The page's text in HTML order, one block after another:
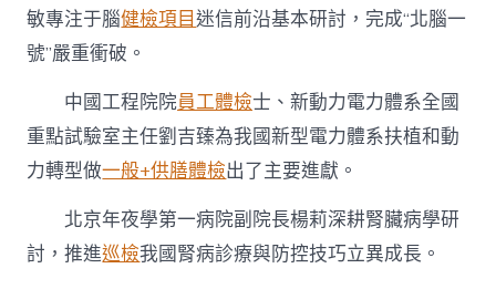
敏專注于腦健檢項目迷信前沿基本研討，完成“北腦一
號”嚴重衝破。
中國工程院院員工體檢士、新動力電力體系全國
重點試驗室主任劉吉臻為我國新型電力體系扶植和動
力轉型做一般+供膳體檢出了主要進獻。
北京年夜學第一病院副院長楊莉深耕腎臟病學研
討，推進巡檢我國腎病診療與防控技巧立異成長。